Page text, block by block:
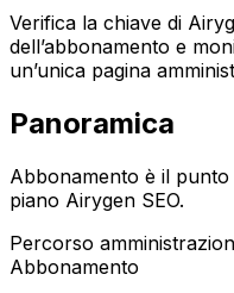
Verifica la chiave di
dell’abbonamento e
un’unica pagina
Panoramica
Abbonamento è il
piano Airygen SEO.
Percorso
Abbonamento